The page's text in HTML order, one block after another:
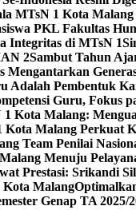
MTsN 1 Kota
PKL Fakultas
Integritas di MTsN 1
2Sambut Tahun
Mengantarkan
Adalah Pembentuk
Guru, Fokus
Kota Malang:
Kota Malang Perkuat
Team Penilai
Menuju
Prestasi: Srikandi
Kota Malang
Genap TA 2025/